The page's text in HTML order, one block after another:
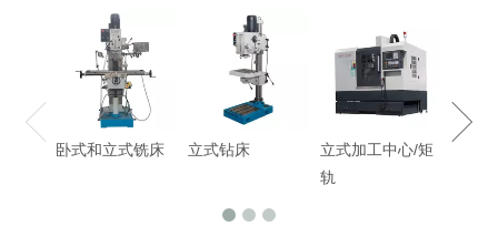
卧式和立式铣床 立式钻床
立式加工中心/矩
轨